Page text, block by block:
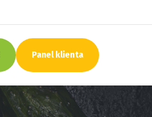
Panel klienta